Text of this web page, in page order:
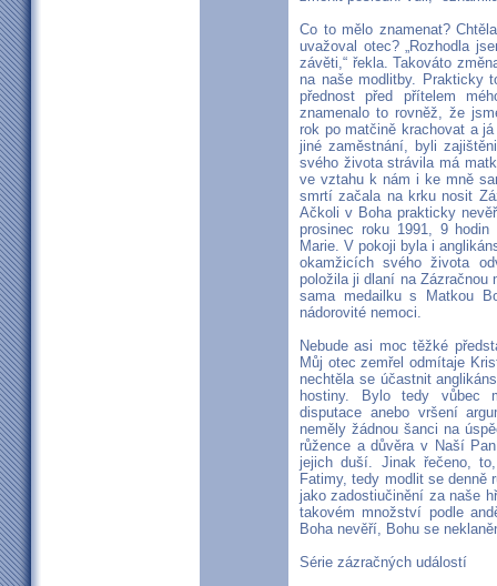
Co to mělo znamenat?
uvažoval otec? „Rozhodla
závěti,“ řekla. Takováto
na naše modlitby. Prakticky
přednost před přítelem
znamenalo to rovněž, že
rok po matčině krachovat a
jiné zaměstnání, byli
svého života strávila má
ve vztahu k nám i ke mně
smrtí začala na krku nosit
Ačkoli v Boha prakticky
prosinec roku 1991, 9
Marie. V pokoji byla i
okamžicích svého života
položila ji dlaní na Zázračnou
sama medailku s Matkou
nádorovité nemoci.
Nebude asi moc těžké
Můj otec zemřel odmítaje
nechtěla se účastnit
hostiny. Bylo tedy vůbec
disputace anebo vršení
neměly žádnou šanci na
růžence a důvěra v Naší
jejich duší. Jinak řečeno,
Fatimy, tedy modlit se
jako zadostiučinění za naše
takovém množství podle
Boha nevěří, Bohu se
Série zázračných událostí